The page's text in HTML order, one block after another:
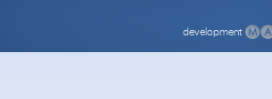
development